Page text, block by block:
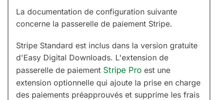
La documentation de configuration suivante
concerne la passerelle de paiement Stripe.
Stripe Standard est inclus dans la version gratuite
d'Easy Digital Downloads. L'extension de
passerelle de paiement Stripe Pro est une
extension optionnelle qui ajoute la prise en charge
des paiements préapprouvés et supprime les frais